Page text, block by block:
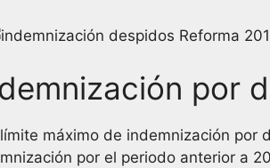
por
máximo de indemnización
por el periodo anterior a